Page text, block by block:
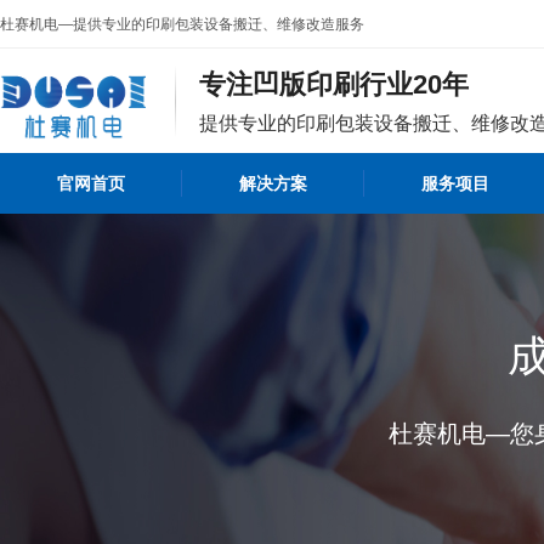
杜赛机电—提供专业的印刷包装设备搬迁、维修改造服务
专注凹版印刷行业20年
提供专业的印刷包装设备搬迁、维修改
官网首页 解决方案 服务项目
杜赛机电—您